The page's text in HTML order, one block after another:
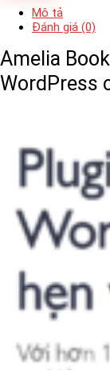
Mô tả
Đánh giá (0)
Amelia
WordPress